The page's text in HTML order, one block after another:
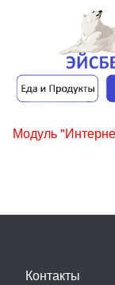
Модуль
Контакты